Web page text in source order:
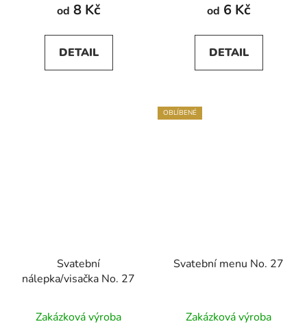
od 8 Kč
DETAIL
od 6 Kč
DETAIL
Svatební
nálepka/visačka No. 27
Zakázková výroba
OBLÍBENÉ
Svatební menu No. 27
Zakázková výroba